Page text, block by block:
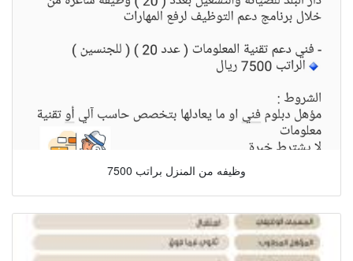
وظيفه من المنزل براتب 7500